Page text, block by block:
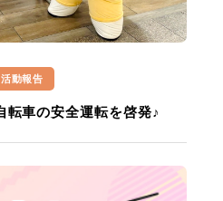
活動報告
車の安全運転を啓発♪